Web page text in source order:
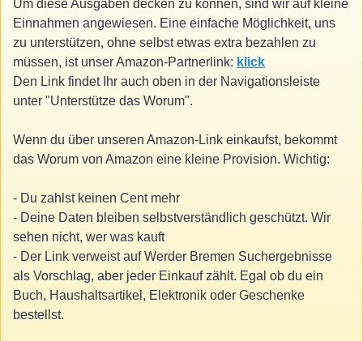
Um diese Ausgaben decken zu können, sind wir auf kleine
Einnahmen angewiesen. Eine einfache Möglichkeit, uns
zu unterstützen, ohne selbst etwas extra bezahlen zu
müssen, ist unser Amazon-Partnerlink: klick
Den Link findet Ihr auch oben in der Navigationsleiste
unter "Unterstütze das Worum".
Wenn du über unseren Amazon-Link einkaufst, bekommt
das Worum von Amazon eine kleine Provision. Wichtig:
- Du zahlst keinen Cent mehr
- Deine Daten bleiben selbstverständlich geschützt. Wir
sehen nicht, wer was kauft
- Der Link verweist auf Werder Bremen Suchergebnisse
als Vorschlag, aber jeder Einkauf zählt. Egal ob du ein
Buch, Haushaltsartikel, Elektronik oder Geschenke
bestellst.